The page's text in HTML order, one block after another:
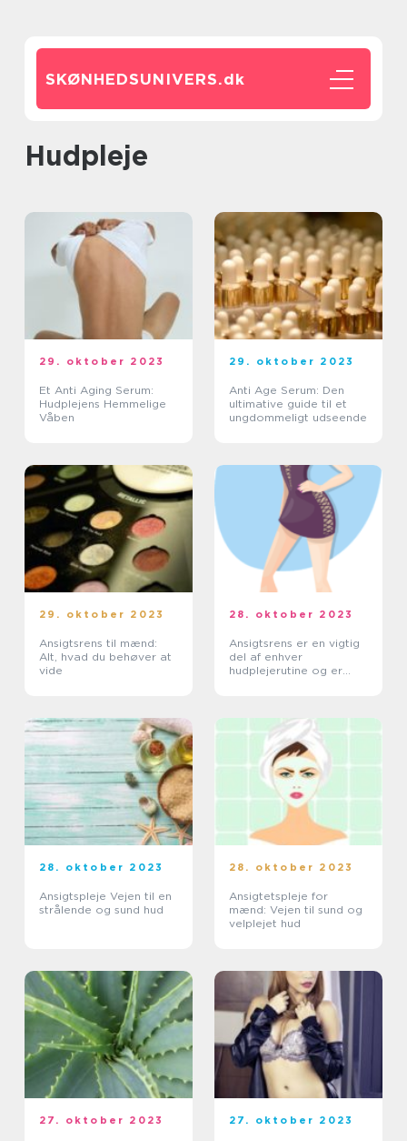
SKØNHEDSUNIVERS.dk
Hudpleje
29. oktober 2023
Et Anti Aging Serum:
Hudplejens Hemmelige
Våben
29. oktober 2023
Anti Age Serum: Den
ultimative guide til et
ungdommeligt udseende
29. oktober 2023
Ansigtsrens til mænd:
Alt, hvad du behøver at
vide
28. oktober 2023
Ansigtsrens er en vigtig
del af enhver
hudplejerutine og er
28. oktober 2023
Ansigtspleje Vejen til en
strålende og sund hud
28. oktober 2023
Ansigtetspleje for
mænd: Vejen til sund og
velplejet hud
27. oktober 2023 27. oktober 2023